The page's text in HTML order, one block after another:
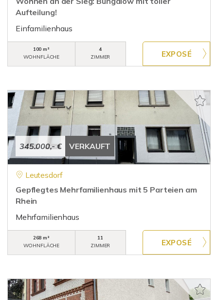
Aufteilung!
Einfamilienhaus
100 m²
WOHNFLÄCHE
4
ZIMMER
345.000,- € VERKAUFT
Leutesdorf
Gepflegtes Mehrfamilienhaus mit 5 Parteien am
Rhein
Mehrfamilienhaus
268 m²
WOHNFLÄCHE
11
ZIMMER